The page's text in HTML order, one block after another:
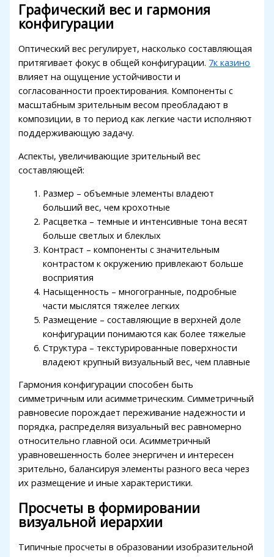
Графический вес и гармония
конфигурации
Оптический вес регулирует, насколько составляющая
притягивает фокус в общей конфигурации. 7к казино
влияет на ощущение устойчивости и
согласованности проектирования. Компоненты с
масштабным зрительным весом преобладают в
композиции, в то период как легкие части исполняют
поддерживающую задачу.
Аспекты, увеличивающие зрительный вес
составляющей:
Размер – объемные элементы владеют
больший вес, чем крохотные
Расцветка – темные и интенсивные тона весят
больше светлых и блеклых
Контраст – компоненты с значительным
контрастом к окружению привлекают больше
восприятия
Насыщенность – многогранные, подробные
части мыслятся тяжелее легких
Размещение – составляющие в верхней доле
конфигурации понимаются как более тяжелые
Структура – текстурированные поверхности
владеют крупный визуальный вес, чем плавные
Гармония конфигурации способен быть
симметричным или асимметрическим. Симметричный
равновесие порождает переживание надежности и
порядка, распределяя визуальный вес равномерно
относительно главной оси. Асимметричный
уравновешенность более энергичен и интересен
зрительно, балансируя элементы разного веса через
их размещение и иные характеристики.
Просчеты в формировании
визуальной иерархии
Типичные просчеты в образовании изобразительной